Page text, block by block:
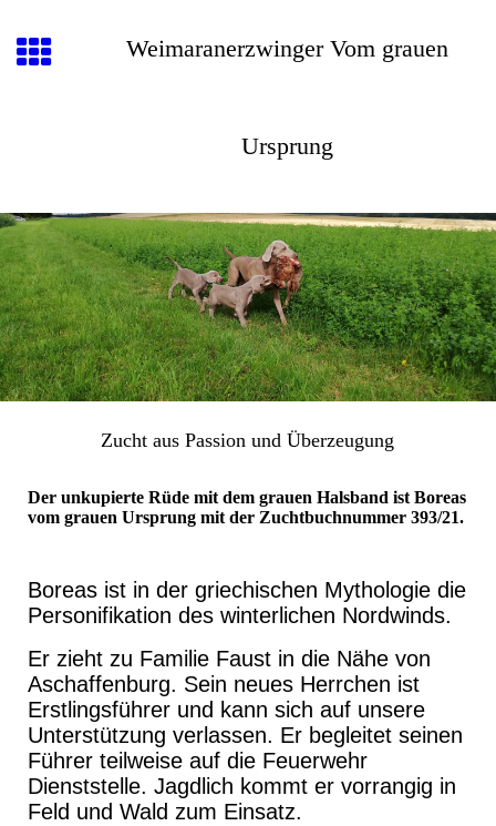
Weimaranerzwinger Vom grauen
Ursprung
Zucht aus Passion und Überzeugung
Der unkupierte Rüde mit dem grauen Halsband ist Boreas
vom grauen Ursprung mit der Zuchtbuchnummer 393/21.
Boreas ist in der griechischen Mythologie die
Personifikation des winterlichen Nordwinds.
Er zieht zu Familie Faust in die Nähe von
Aschaffenburg. Sein neues Herrchen ist
Erstlingsführer und kann sich auf unsere
Unterstützung verlassen. Er begleitet seinen
Führer teilweise auf die Feuerwehr
Dienststelle. Jagdlich kommt er vorrangig in
Feld und Wald zum Einsatz.